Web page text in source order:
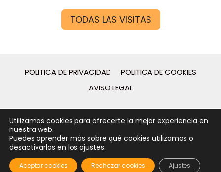
TODAS LAS VISITAS
POLITICA DE PRIVACIDAD
POLITICA DE COOKIES
AVISO LEGAL
2026 - © Guies de Catalunya - Desarrollo web por
Utilizamos cookies para ofrecerte la mejor experiencia en
nuestra web.
Puedes aprender más sobre qué cookies utilizamos o
desactivarlas en los ajustes.
Aceptar cookies Rechazar cookies Ajustes